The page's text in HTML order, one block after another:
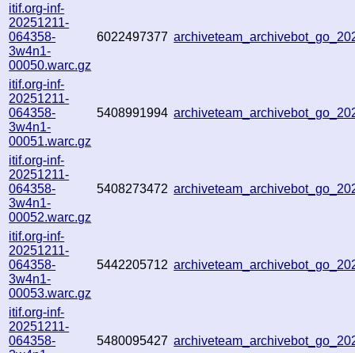
itif.org-inf-
20251211-
064358-
3w4n1-
00050.warc.gz
6022497377
itif.org-inf-
20251211-
064358-
3w4n1-
00051.warc.gz
5408991994
itif.org-inf-
20251211-
064358-
3w4n1-
00052.warc.gz
5408273472
itif.org-inf-
20251211-
064358-
3w4n1-
00053.warc.gz
5442205712
itif.org-inf-
20251211-
064358-
5480095427